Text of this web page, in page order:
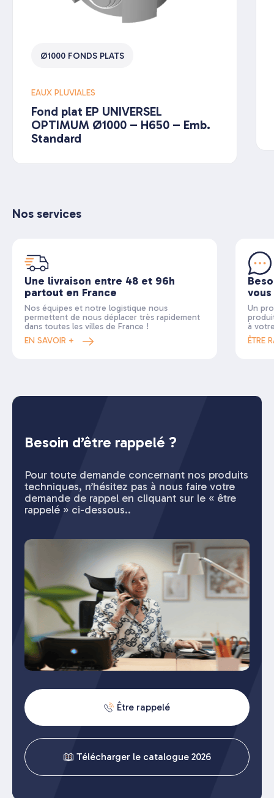
Ø1000 FONDS PLATS
EAUX PLUVIALES
Fond plat EP UNIVERSEL
OPTIMUM Ø1000 – H650 – Emb.
Standard
Nos services
Une livraison entre 48 et 96h
partout en France
Nos équipes et notre logistique nous
permettent de nous déplacer très rapidement
dans toutes les villes de France !
EN SAVOIR +
Un
à
ÊTRE
Besoin d’être rappelé ?
Pour toute demande concernant nos produits
techniques, n’hésitez pas à nous faire votre
demande de rappel en cliquant sur le « être
rappelé » ci-dessous..
Être rappelé
Télécharger le catalogue 2026